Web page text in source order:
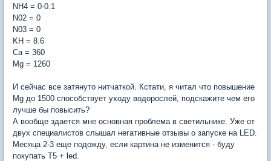
NH4 = 0-0.1
N02 = 0
N03 = 0
KH = 8.6
Ca = 360
Mg = 1260
И сейчас все затянуто нитчаткой. Кстати, я читал что повышение
Mg до 1500 способствует уходу водорослей, подскажите чем его
лучше бы повысить?
А вообще здается мне основная проблема в светильнике. Уже от
двух специалистов слышал негативные отзывы о запуске на LED.
Месяца 2-3 еще подожду, если картина не изменится - буду
покупать T5 + led.